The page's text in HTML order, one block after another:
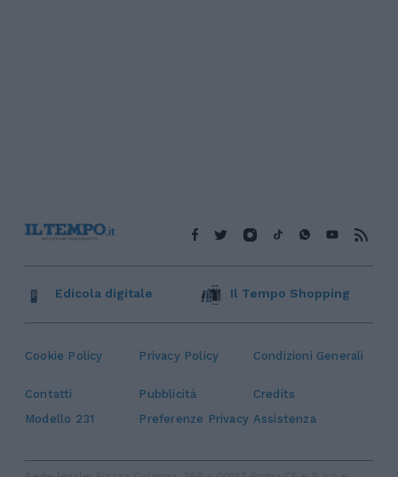
Cookie Policy Privacy Policy Condizioni Generali
Contatti Pubblicità
Credits
Modello 231
Preferenze Privacy Assistenza
Edicola digitale Il Tempo Shopping